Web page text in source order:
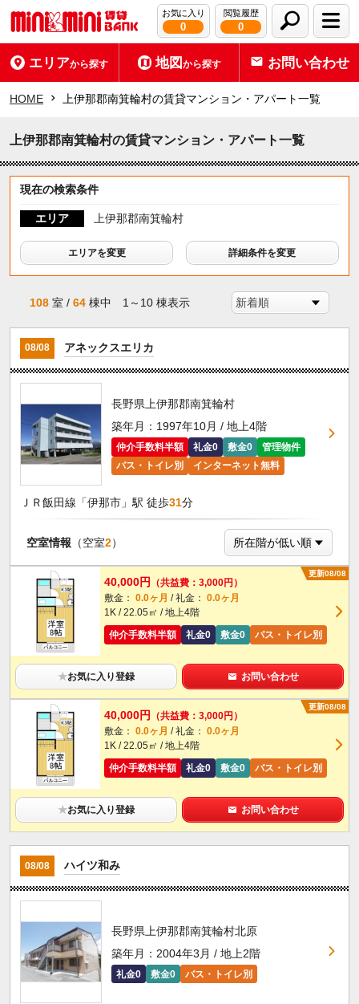
お気に入り
0
閲覧履歴
0
エリアから探す 地図から探す お問い合わせ
HOME 上伊那郡南箕輪村の賃貸マンション・アパート一覧
上伊那郡南箕輪村の賃貸マンション・アパート一覧
現在の検索条件
エリア 上伊那郡南箕輪村
エリアを変更 詳細条件を変更
108 室 /64 棟中 1～10 棟表示
08/08 アネックスエリカ
長野県上伊那郡南箕輪村
築年月：1997年10月 / 地上4階
仲介手数料半額 礼金0 敷金0
管理物件
バス・トイレ別
インターネット無料
ＪＲ飯田線「伊那市」駅 徒歩31分
空室情報 （空室2）
更新08/08
40,000円
（共益費：3,000円）
敷金： 0.0ヶ月 / 礼金： 0.0ヶ月
1K / 22.05㎡ / 地上4階
仲介手数料半額
礼金0 敷金0 バス・トイレ別
★お気に入り登録 お問い合わせ
更新08/08
40,000円
（共益費：3,000円）
敷金： 0.0ヶ月 / 礼金： 0.0ヶ月
1K / 22.05㎡ / 地上4階
仲介手数料半額
礼金0 敷金0 バス・トイレ別
★お気に入り登録 お問い合わせ
08/08 ハイツ和み
長野県上伊那郡南箕輪村北原
築年月：2004年3月 / 地上2階
礼金0 敷金0 バス・トイレ別